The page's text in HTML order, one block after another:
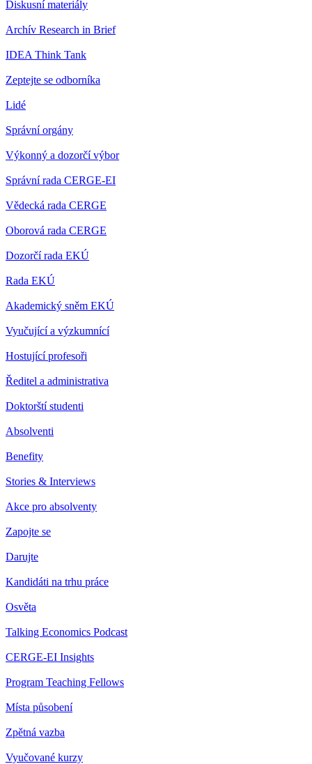
Diskusní materiály
Archív Research in Brief
IDEA Think Tank
Zeptejte se odborníka
Lidé
Správní orgány
Výkonný a dozorčí výbor
Správní rada CERGE-EI
Vědecká rada CERGE
Oborová rada CERGE
Dozorčí rada EKÚ
Rada EKÚ
Akademický sněm EKÚ
Vyučující a výzkumnící
Hostující profesoři
Ředitel a administrativa
Doktorští studenti
Absolventi
Benefity
Stories & Interviews
Akce pro absolventy
Zapojte se
Darujte
Kandidáti na trhu práce
Osvěta
Talking Economics Podcast
CERGE-EI Insights
Program Teaching Fellows
Místa působení
Zpětná vazba
Vyučované kurzy